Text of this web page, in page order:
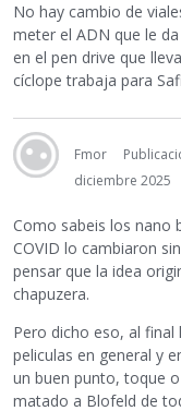
No hay cambio de
meter el ADN que le
en el pen drive que
cíclope trabaja para
Fmor
diciembre 2025
Como sabeis los nano
COVID lo cambiaron
pensar que la idea
chapuzera.
Pero dicho eso, al
peliculas en general y
un buen punto, toque
matado a Blofeld de